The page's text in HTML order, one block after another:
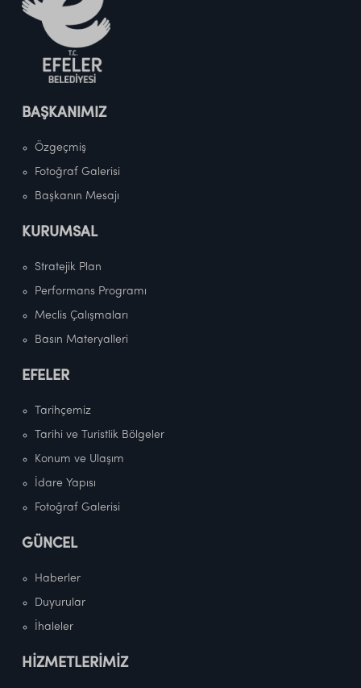
BAŞKANIMIZ
Özgeçmiş
Fotoğraf Galerisi
Başkanın Mesajı
KURUMSAL
Stratejik Plan
Performans Programı
Meclis Çalışmaları
Basın Materyalleri
EFELER
Tarihçemiz
Tarihi ve Turistlik Bölgeler
Konum ve Ulaşım
İdare Yapısı
Fotoğraf Galerisi
GÜNCEL
Haberler
Duyurular
İhaleler
HİZMETLERİMİZ